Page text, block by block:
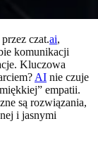
czat.ai,
komunikacji
Kluczowa
AI nie czuje
empatii.
są rozwiązania,
i jasnymi